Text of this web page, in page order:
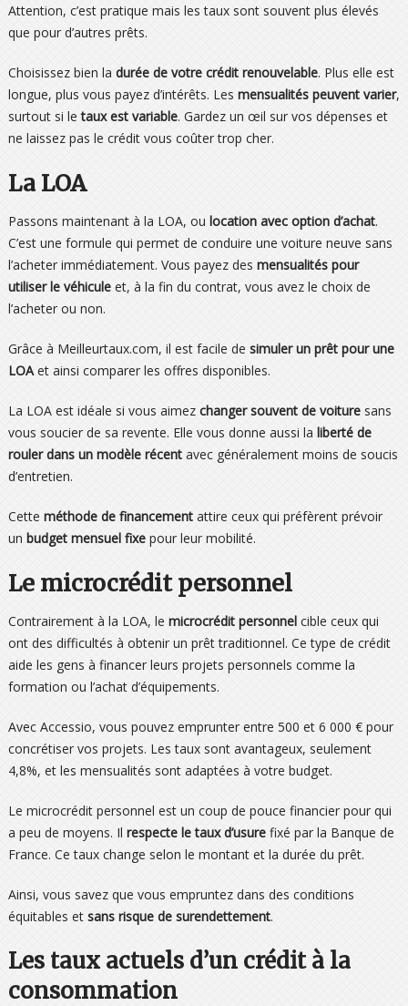
Attention, c’est pratique mais les taux sont souvent plus élevés
que pour d’autres prêts.
Choisissez bien la durée de votre crédit renouvelable. Plus elle est
longue, plus vous payez d’intérêts. Les mensualités peuvent varier,
surtout si letaux est variable. Gardez un œil sur vos dépenses et
ne laissez pas le crédit vous coûter trop cher.
La LOA
Passons maintenant à la LOA, ou location avec option d’achat.
C’est une formule qui permet de conduire une voiture neuve sans
l’acheter immédiatement. Vous payez des mensualités pour
utiliser le véhiculeet, à la fin du contrat, vous avez le choix de
l’acheter ou non.
Grâce à Meilleurtaux.com, il est facile de simuler un prêt pour une
LOAet ainsi comparer les offres disponibles.
La LOA est idéale si vous aimez changer souvent de voituresans
vous soucier de sa revente. Elle vous donne aussi la liberté de
rouler dans un modèle récentavec généralement moins de soucis
d’entretien.
Cette méthode de financementattire ceux qui préfèrent prévoir
un budget mensuel fixepour leur mobilité.
Le microcrédit personnel
Contrairement à la LOA, le microcrédit personnelcible ceux qui
ont des difficultés à obtenir un prêt traditionnel. Ce type de crédit
aide les gens à financer leurs projets personnels comme la
formation ou l’achat d’équipements.
Avec Accessio, vous pouvez emprunter entre 500 et 6 000 € pour
concrétiser vos projets. Les taux sont avantageux, seulement
4,8%, et les mensualités sont adaptées à votre budget.
Le microcrédit personnel est un coup de pouce financier pour qui
a peu de moyens. Il respecte le taux d’usurefixé par la Banque de
France. Ce taux change selon le montant et la durée du prêt.
Ainsi, vous savez que vous empruntez dans des conditions
équitables et sans risque de surendettement.
Les taux actuels d’un crédit à la
consommation